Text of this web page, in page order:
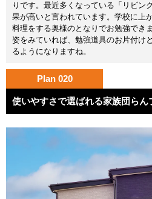
りです。最近多くなっている「リビン
果が高いと言われています。学校に上
料理をする奥様のとなりでお勉強でき
姿をみていれば、勉強道具のお片付け
るようになりますね。
Plan 020
使いやすさで選ばれる家族団らん